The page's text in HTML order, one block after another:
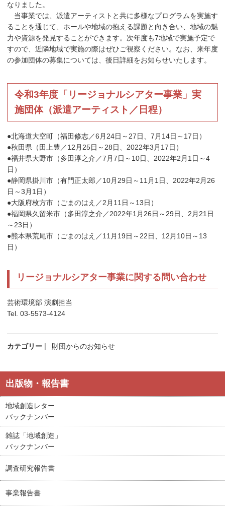
なりました。
当事業では、派遣アーティストと共に多様なプログラムを実施す
ることを通じて、ホールや地域の抱える課題と向き合い、地域の魅
力や資源を発見することができます。次年度も7地域で実施予定で
すので、近隣地域で実施の際はぜひご視察ください。なお、来年度
の参加団体の募集については、後日詳細をお知らせいたします。
令和3年度「リージョナルシアター事業」実
施団体（派遣アーティスト／日程）
●北海道大空町（福田修志／6月24日～27日、7月14日～17日）
●秋田県（田上豊／12月25日～28日、2022年3月17日）
●福井県大野市（多田淳之介／7月7日～10日、2022年2月1日～4
日）
●静岡県掛川市（有門正太郎／10月29日～11月1日、2022年2月26
日～3月1日）
●大阪府枚方市（ごまのはえ／2月11日～13日）
●福岡県久留米市（多田淳之介／2022年1月26日～29日、2月21日
～23日）
●熊本県荒尾市（ごまのはえ／11月19日～22日、12月10日～13
日）
リージョナルシアター事業に関する問い合わせ
芸術環境部 演劇担当
Tel. 03-5573-4124
カテゴリー 財団からのお知らせ
出版物・報告書
地域創造レター
バックナンバー
雑誌「地域創造」
バックナンバー
調査研究報告書
事業報告書